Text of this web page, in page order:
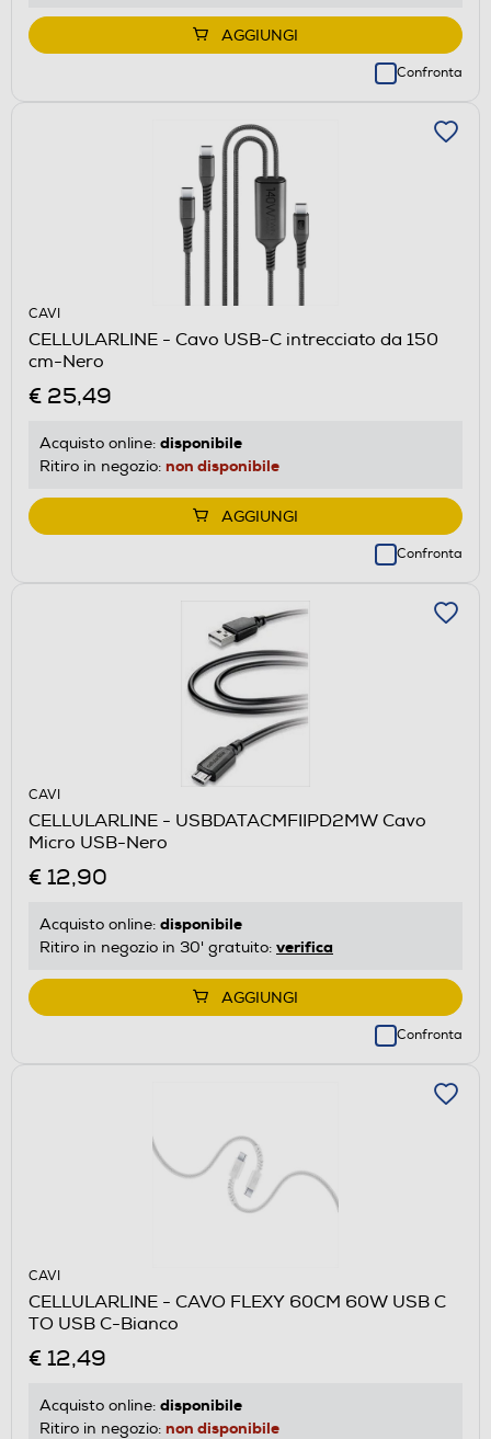
AGGIUNGI
Confronta
CAVI
CELLULARLINE - Cavo USB-C intrecciato da 150
cm-Nero
€ 25,49
Acquisto online: disponibile
Ritiro in negozio: non disponibile
AGGIUNGI
Confronta
CAVI
CELLULARLINE - USBDATACMFIIPD2MW Cavo
Micro USB-Nero
€ 12,90
Acquisto online: disponibile
Ritiro in negozio in 30' gratuito: verifica
AGGIUNGI
Confronta
CAVI
CELLULARLINE - CAVO FLEXY 60CM 60W USB C
TO USB C-Bianco
€ 12,49
Acquisto online: disponibile
Ritiro in negozio: non disponibile